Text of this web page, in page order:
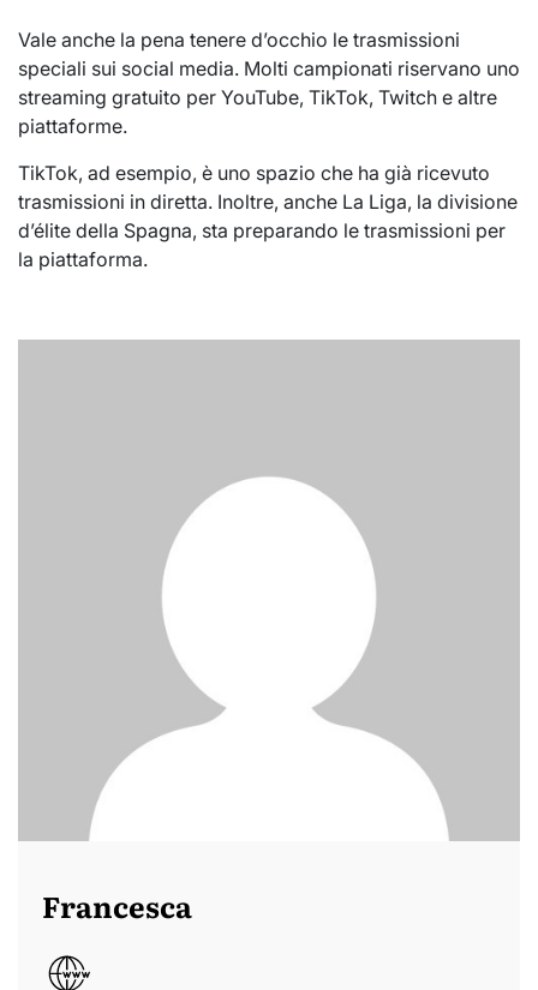
Vale anche la pena tenere d’occhio le trasmissioni
speciali sui social media. Molti campionati riservano uno
streaming gratuito per YouTube, TikTok, Twitch e altre
piattaforme.
TikTok, ad esempio, è uno spazio che ha già ricevuto
trasmissioni in diretta. Inoltre, anche La Liga, la divisione
d’élite della Spagna, sta preparando le trasmissioni per
la piattaforma.
Francesca